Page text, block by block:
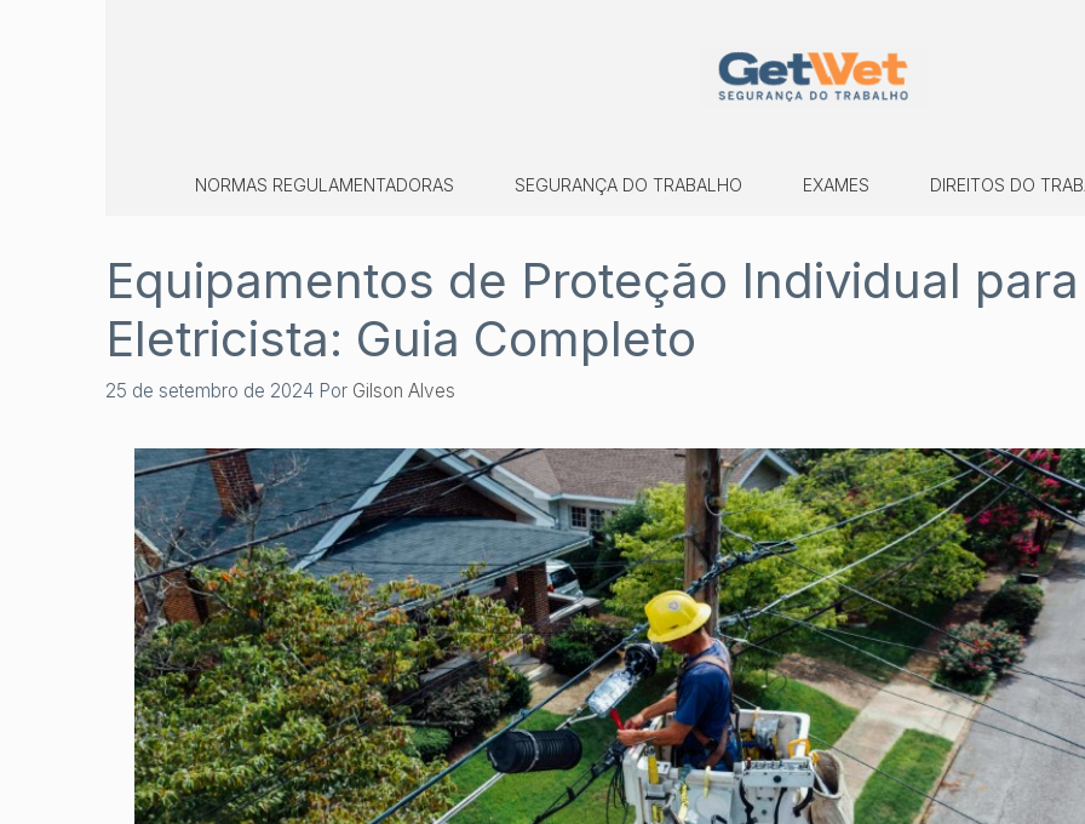
NORMAS REGULAMENTADORAS SEGURANÇA DO TRABALHO EXAMES DIREITOS DO
Equipamentos de Proteção Individual para
Eletricista: Guia Completo
25 de setembro de 2024 Por Gilson Alves